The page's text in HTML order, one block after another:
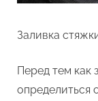
Заливка
Перед тем как
определиться